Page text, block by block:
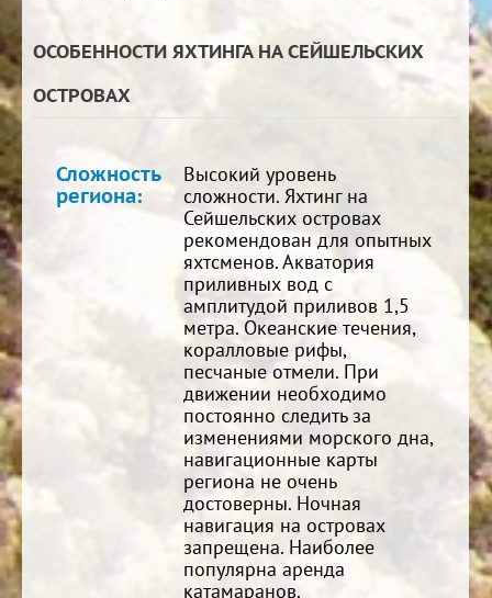
ОСОБЕННОСТИ ЯХТИНГА НА СЕЙШЕЛЬСКИХ
ОСТРОВАХ
Сложность
региона:
Высокий уровень
сложности. Яхтинг на
Сейшельских островах
рекомендован для опытных
яхтсменов. Акватория
приливных вод с
амплитудой приливов 1,5
метра. Океанские течения,
коралловые рифы,
песчаные отмели. При
движении необходимо
постоянно следить за
изменениями морского дна,
навигационные карты
региона не очень
достоверны. Ночная
навигация на островах
запрещена. Наиболее
популярна аренда
катамаранов.